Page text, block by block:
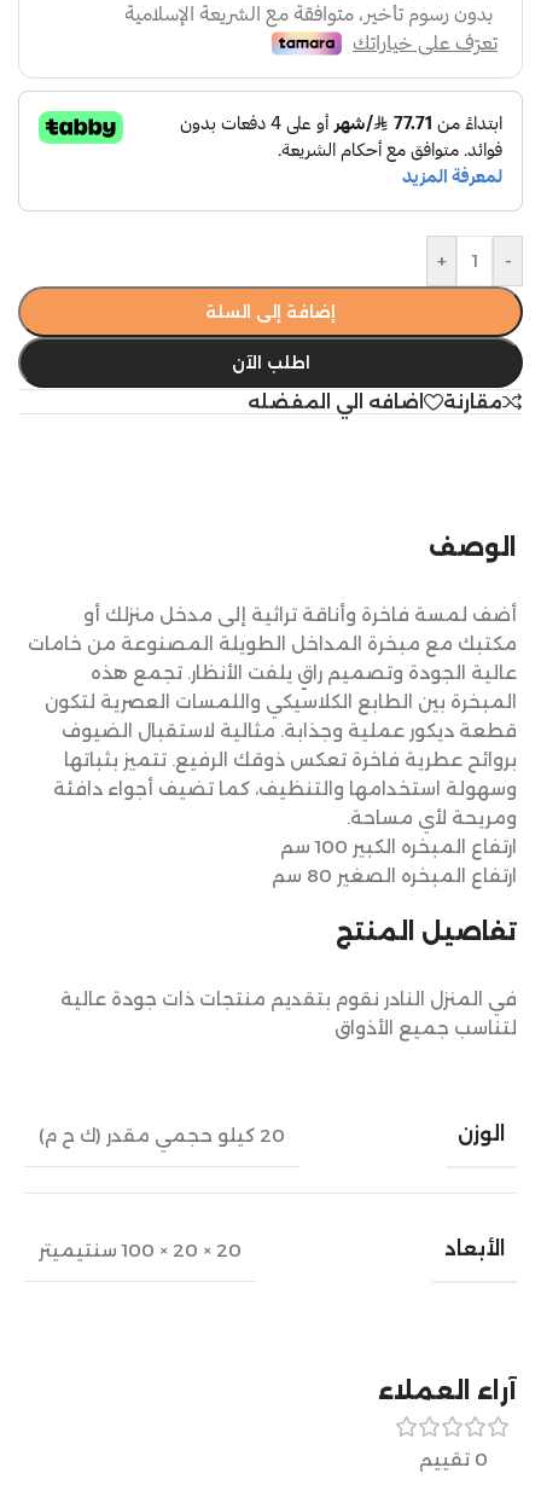
-
+
إضافة إلى السلة
اطلب الآن
مقارنة اضافه الي المفضله
تفاصيل المنتج
في المنزل النادر نقوم بتقديم منتجات ذات جودة عالية
لتناسب جميع الأذواق
الوزن 20 كيلو حجمي مقدر (ك ح م)
الأبعاد 20 × 20 × 100 سنتيميتر
الوصف
أضف لمسة فاخرة وأناقة تراثية إلى مدخل منزلك أو
مكتبك مع مبخرة المداخل الطويلة المصنوعة من خامات
عالية الجودة وتصميم راقٍ يلفت الأنظار. تجمع هذه
المبخرة بين الطابع الكلاسيكي واللمسات العصرية لتكون
قطعة ديكور عملية وجذابة. مثالية لاستقبال الضيوف
بروائح عطرية فاخرة تعكس ذوقك الرفيع. تتميز بثباتها
وسهولة استخدامها والتنظيف، كما تضيف أجواء دافئة
ومريحة لأي مساحة.
ارتفاع المبخره الكبير 100 سم
ارتفاع المبخره الصغير 80 سم
آراء العملاء
0 تقييم